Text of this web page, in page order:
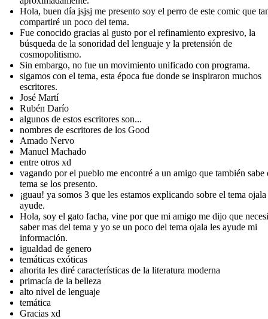
Hola, buen día jsjsj me presento soy el perro de este comic que
compartiré un poco del tema.
Fue conocido gracias al gusto por el refinamiento expresivo, la
búsqueda de la sonoridad del lenguaje y la pretensión de
cosmopolitismo.
Sin embargo, no fue un movimiento unificado con programa.
sigamos con el tema, esta época fue donde se inspiraron muchos
escritores.
José Martí
Rubén Darío
algunos de estos escritores son...
nombres de escritores de los Good
Amado Nervo
Manuel Machado
entre otros xd
vagando por el pueblo me encontré a un amigo que también sabe
tema se los presento.
¡guau! ya somos 3 que les estamos explicando sobre el tema
ayude.
Hola, soy el gato facha, vine por que mi amigo me dijo que
saber mas del tema y yo se un poco del tema ojala les ayude mi
información.
igualdad de genero
temáticas exóticas
ahorita les diré características de la literatura moderna
primacía de la belleza
alto nivel de lenguaje
temática
Gracias xd